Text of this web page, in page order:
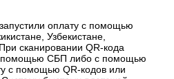
оплату с помощью
Узбекистане,
сканировании QR-кода
помощью СБП либо с помощью
с помощью QR-кодов или